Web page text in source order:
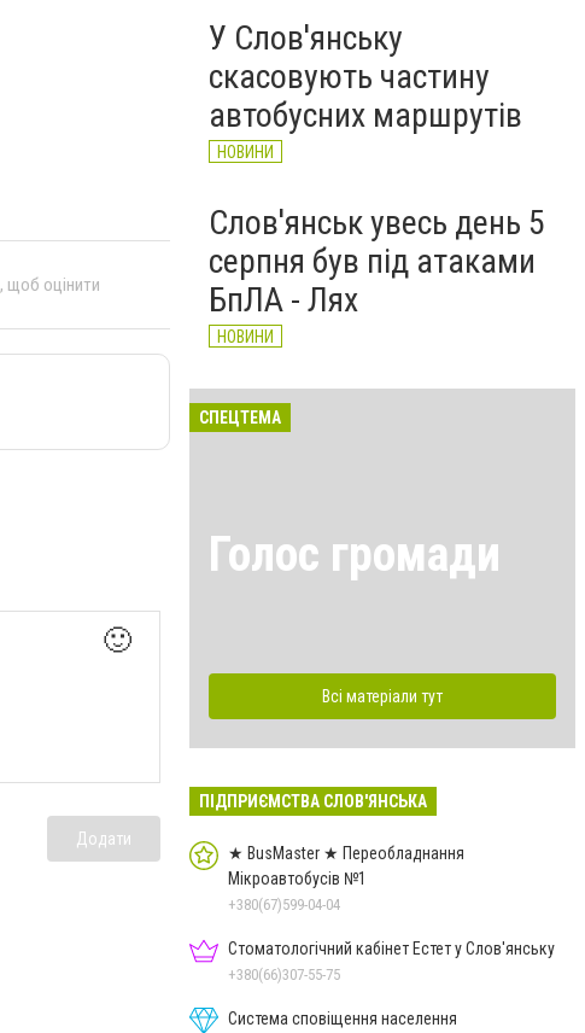
, щоб оцінити
🙂
Додати
У Слов'янську
скасовують частину
автобусних маршрутів
НОВИНИ
Слов'янськ увесь день 5
серпня був під атаками
БпЛА - Лях
НОВИНИ
СПЕЦТЕМА
Голос громади
Всі матеріали тут
ПІДПРИЄМСТВА СЛОВ'ЯНСЬКА
★ BusMaster ★ Переобладнання
Мікроавтобусів №1
+380(67)599-04-04
Стоматологічний кабінет Естет у Слов'янську
+380(66)307-55-75
Система сповіщення населення